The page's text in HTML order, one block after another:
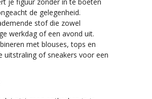
de gelegenheid.
stof die zowel
werkdag of een avond uit.
met blouses, tops en
uitstraling of sneakers voor een